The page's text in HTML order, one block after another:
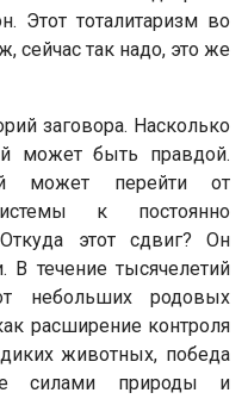
Этот тоталитаризм во
сейчас так надо, это же
заговора. Насколько
может быть правдой.
может перейти от
к постоянно
этот сдвиг? Он
течение тысячелетий
небольших родовых
расширение контроля
животных, победа
силами природы и